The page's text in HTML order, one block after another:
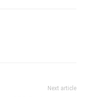
Next article